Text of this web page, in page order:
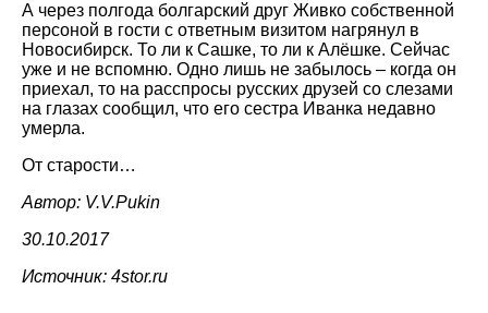
А через полгода болгарский друг Живко собственной
персоной в гости с ответным визитом нагрянул в
Новосибирск. То ли к Сашке, то ли к Алёшке. Сейчас
уже и не вспомню. Одно лишь не забылось – когда он
приехал, то на расспросы русских друзей со слезами
на глазах сообщил, что его сестра Иванка недавно
умерла.
От старости…
Автор: V.V.Pukin
30.10.2017
Источник: 4stor.ru